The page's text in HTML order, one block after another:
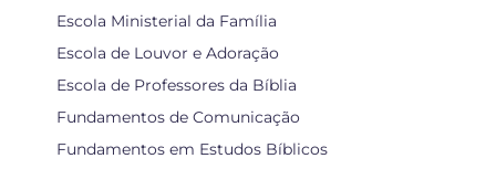
Escola Ministerial da Família
Escola de Louvor e Adoração
Escola de Professores da Bíblia
Fundamentos de Comunicação
Fundamentos em Estudos Bíblicos